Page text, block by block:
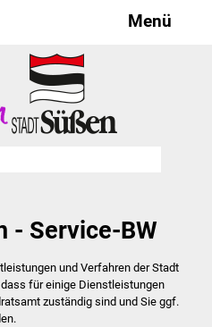
Menü
Stadt & Politik
Bürgermeister
Ausschüsse
Ratsinformationssystem
Jugendbeirat
- Service-BW
und Verfahren der Stadt
für einige Dienstleistungen
zuständig sind und Sie ggf.